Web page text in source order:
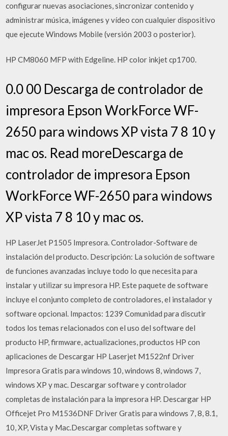
configurar nuevas asociaciones, sincronizar contenido y
administrar música, imágenes y vídeo con cualquier dispositivo
que ejecute Windows Mobile (versión 2003 o posterior).
HP CM8060 MFP with Edgeline. HP color inkjet cp1700.
0.0 00 Descarga de controlador de
impresora Epson WorkForce WF-
2650 para windows XP vista 7 8 10 y
mac os. Read moreDescarga de
controlador de impresora Epson
WorkForce WF-2650 para windows
XP vista 7 8 10 y mac os.
HP LaserJet P1505 Impresora. Controlador-Software de
instalación del producto. Descripción: La solución de software
de funciones avanzadas incluye todo lo que necesita para
instalar y utilizar su impresora HP. Este paquete de software
incluye el conjunto completo de controladores, el instalador y
software opcional. Impactos: 1239 Comunidad para discutir
todos los temas relacionados con el uso del software del
producto HP, firmware, actualizaciones, productos HP con
aplicaciones de Descargar HP Laserjet M1522nf Driver
Impresora Gratis para windows 10, windows 8, windows 7,
windows XP y mac. Descargar software y controlador
completas de instalación para la impresora HP. Descargar HP
Officejet Pro M1536DNF Driver Gratis para windows 7, 8, 8.1,
10, XP, Vista y Mac.Descargar completas software y